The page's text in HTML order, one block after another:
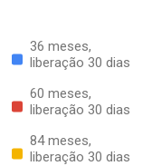
36 meses,
liberação 30 dias
60 meses,
liberação 30 dias
84 meses,
liberação 30 dias